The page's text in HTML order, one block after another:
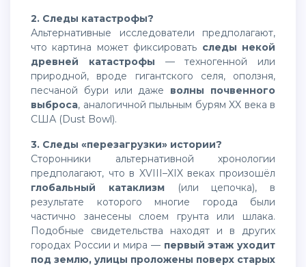
2. Следы катастрофы?
Альтернативные исследователи предполагают,
что картина может фиксировать следы некой
древней катастрофы — техногенной или
природной, вроде гигантского селя, оползня,
песчаной бури или даже волны почвенного
выброса, аналогичной пыльным бурям XX века в
США (Dust Bowl).
3. Следы «перезагрузки» истории?
Сторонники альтернативной хронологии
предполагают, что в XVIII–XIX веках произошёл
глобальный катаклизм(или цепочка), в
результате которого многие города были
частично занесены слоем грунта или шлака.
Подобные свидетельства находят и в других
городах России и мира — первый этаж уходит
под землю, улицы проложены поверх старых